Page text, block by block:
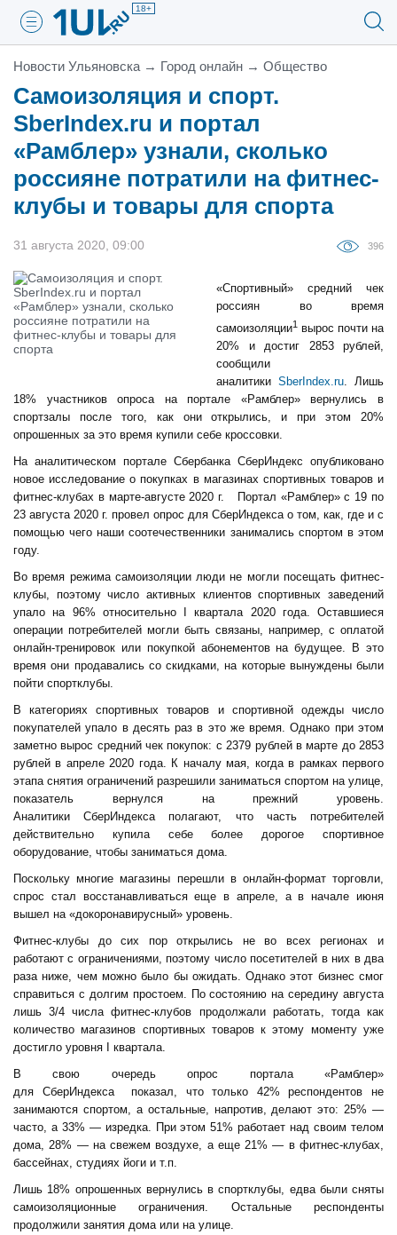
18+
Новости Ульяновска → Город онлайн → Общество
Самоизоляция и спорт.
SberIndex.ru и портал
«Рамблер» узнали, сколько
россияне потратили на фитнес-
клубы и товары для спорта
31 августа 2020, 09:00 396
«Спортивный» средний чек
россиян во время
самоизоляции1 вырос почти на
20% и достиг 2853 рублей,
сообщили
аналитики SberIndex.ru. Лишь
18% участников опроса на портале «Рамблер» вернулись в
спортзалы после того, как они открылись, и при этом 20%
опрошенных за это время купили себе кроссовки.
На аналитическом портале Сбербанка СберИндекс опубликовано
новое исследование о покупках в магазинах спортивных товаров и
фитнес-клубах в марте-августе 2020 г. Портал «Рамблер» с 19 по
23 августа 2020 г. провел опрос для СберИндекса о том, как, где и с
помощью чего наши соотечественники занимались спортом в этом
году.
Во время режима самоизоляции люди не могли посещать фитнес-
клубы, поэтому число активных клиентов спортивных заведений
упало на 96% относительно I квартала 2020 года. Оставшиеся
операции потребителей могли быть связаны, например, с оплатой
онлайн-тренировок или покупкой абонементов на будущее. В это
время они продавались со скидками, на которые вынуждены были
пойти спортклубы.
В категориях спортивных товаров и спортивной одежды число
покупателей упало в десять раз в это же время. Однако при этом
заметно вырос средний чек покупок: с 2379 рублей в марте до 2853
рублей в апреле 2020 года. К началу мая, когда в рамках первого
этапа снятия ограничений разрешили заниматься спортом на улице,
показатель вернулся на прежний уровень.
Аналитики СберИндекса полагают, что часть потребителей
действительно купила себе более дорогое спортивное
оборудование, чтобы заниматься дома.
Поскольку многие магазины перешли в онлайн-формат торговли,
спрос стал восстанавливаться еще в апреле, а в начале июня
вышел на «докоронавирусный» уровень.
Фитнес-клубы до сих пор открылись не во всех регионах и
работают с ограничениями, поэтому число посетителей в них в два
раза ниже, чем можно было бы ожидать. Однако этот бизнес смог
справиться с долгим простоем. По состоянию на середину августа
лишь 3/4 числа фитнес-клубов продолжали работать, тогда как
количество магазинов спортивных товаров к этому моменту уже
достигло уровня I квартала.
В свою очередь опрос портала «Рамблер»
для СберИндекса показал, что только 42% респондентов не
занимаются спортом, а остальные, напротив, делают это: 25% —
часто, а 33% — изредка. При этом 51% работает над своим телом
дома, 28% — на свежем воздухе, а еще 21% — в фитнес-клубах,
бассейнах, студиях йоги и т.п.
Лишь 18% опрошенных вернулись в спортклубы, едва были сняты
самоизоляционные ограничения. Остальные респонденты
продолжили занятия дома или на улице.